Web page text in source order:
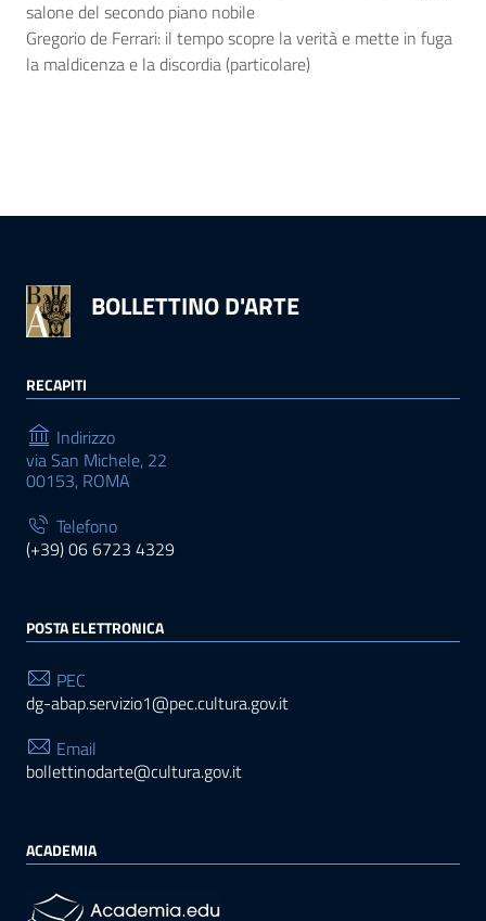
salone del secondo piano nobile
Gregorio de Ferrari: il tempo scopre la verità e mette in fuga
la maldicenza e la discordia (particolare)
BOLLETTINO D'ARTE
RECAPITI
Indirizzo
via San Michele, 22
00153, ROMA
Telefono
(+39) 06 6723 4329
POSTA ELETTRONICA
PEC
dg-abap.servizio1@pec.cultura.gov.it
Email
bollettinodarte@cultura.gov.it
ACADEMIA